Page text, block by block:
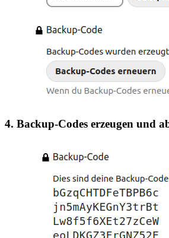
4. Backup-Codes erzeugen und